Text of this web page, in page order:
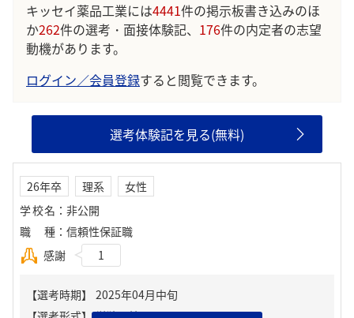
キッセイ薬品工業には4441件の掲示板書き込みのほ
か262件の選考・面接体験記、 176件の内定者の志望
動機があります。
ログイン／会員登録すると閲覧できます。
選考体験記を見る(無料)
26年卒 理系
女性
学校名 ： 非公開
職種 ： 信頼性保証職
感謝
1